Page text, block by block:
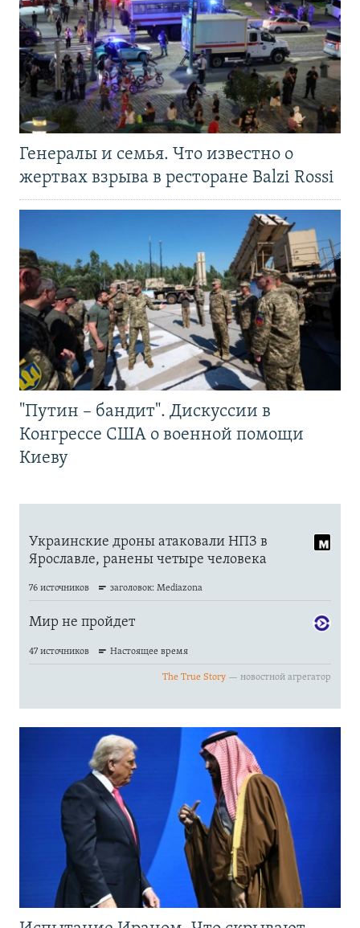
Генералы и семья. Что известно о
жертвах взрыва в ресторане Balzi Rossi
"Путин – бандит". Дискуссии в
Конгрессе США о военной помощи
Киеву